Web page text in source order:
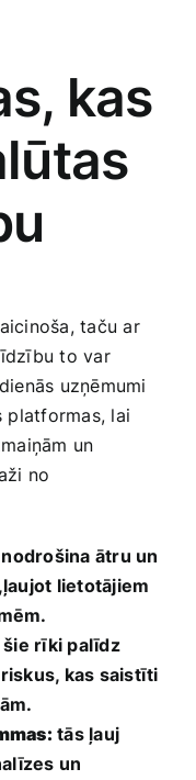
‌kas⁣
taču ar
to var
uzņēmumi‌
platformas, lai
un
no
ātru​ un
lietotājiem
⁤šie rīki palīdz
kas saistīti
tās ļauj
un